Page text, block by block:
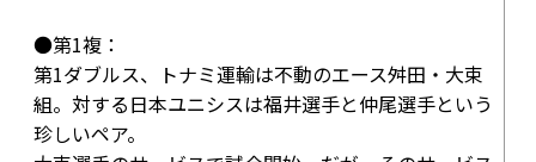
●第1複：
第1ダブルス、トナミ運輸は不動のエース舛田・大束
組。対する日本ユニシスは福井選手と仲尾選手という
珍しいペア。